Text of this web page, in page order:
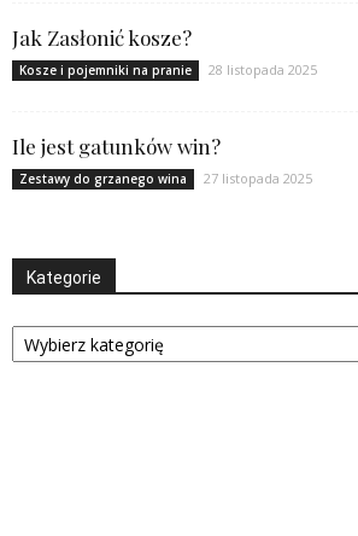
Jak Zasłonić kosze?
Kosze i pojemniki na pranie 28 listopada 2025
Ile jest gatunków win?
Zestawy do grzanego wina 27 listopada 2025
Kategorie
Kategorie